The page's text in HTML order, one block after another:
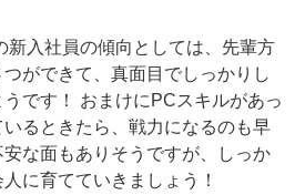
新入社員の傾向としては、先輩方
ができて、真面目でしっかりし
です！ おまけにPCスキルがあっ
るときたら、戦力になるのも早
な面もありそうですが、しっか
に育てていきましょう！